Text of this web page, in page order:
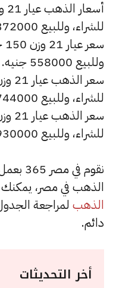
للشراء، وللبيع 372000 جنيه.
وللبيع 558000 جنيه.
للشراء، وللبيع 744000 جنيه.
للشراء، وللبيع 930000 جنيه.
نقوم
الذهب في مصر،
الذهب لمراجعة
دائم.
أخر التحديثات